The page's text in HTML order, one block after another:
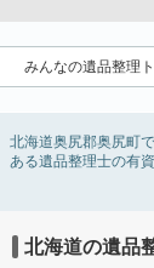
みんなの遺品整理
北海道奥尻郡奥尻町
ある遺品整理士の有
掲載されています。
ービスで絞り込み条
ゴミの処分方法や親
北海道の遺品